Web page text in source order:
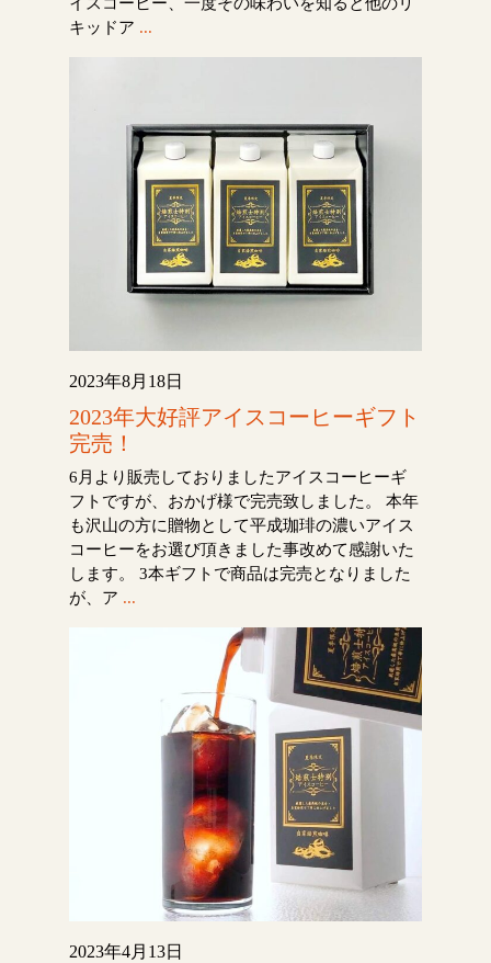
キッドア ...
2023年8月18日
2023年大好評アイスコーヒーギフト
完売！
6月より販売しておりましたアイスコーヒーギ
フトですが、おかげ様で完売致しました。 本年
も沢山の方に贈物として平成珈琲の濃いアイス
コーヒーをお選び頂きました事改めて感謝いた
します。 3本ギフトで商品は完売となりました
が、ア ...
2023年4月13日